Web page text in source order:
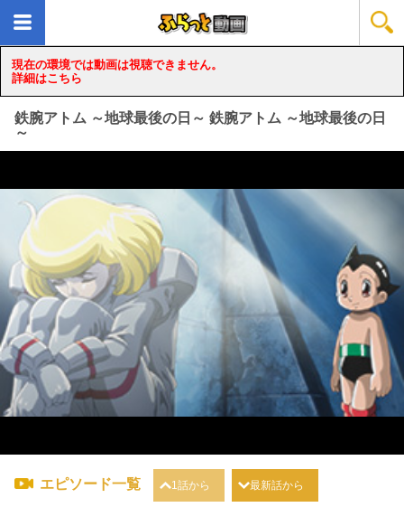
現在の環境では動画は視聴できません。
詳細はこちら
鉄腕アトム ～地球最後の日～ 鉄腕アトム ～地球最後の日
～
loading...
エピソード一覧 1話から 最新話から